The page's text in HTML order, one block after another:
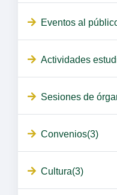
Eventos al
Actividades
Sesiones de
Convenios(3)
Cultura(3)